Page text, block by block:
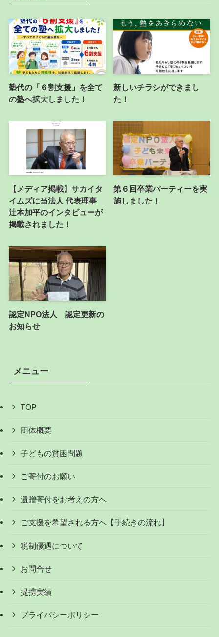
塾代の「６割支援」を全て
の塾へ拡大しました！
新しいチラシができまし
た！
【メディア掲載】サカイタ
イムズに当法人 代表理事
辻本加平のインタビューが
掲載されました！
第６回卒業パーティーを実
施しました！
認定NPO法人 認定更新の
お知らせ
メニュー
TOP
団体概要
子どもの貧困問題
ご寄付のお願い
遺贈寄付をお考えの方へ
ご支援を希望される方へ【手続きの流れ】
税制優遇について
お問合せ
提携実績
プライバシーポリシー